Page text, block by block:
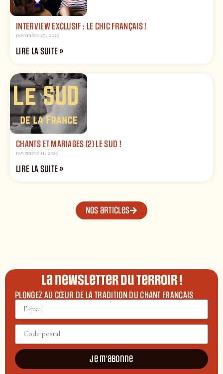
INTERVIEW EXCLUSIF : LE CHIC FRANÇAIS !
novembre 27, 2025
LIRE LA SUITE »
CHANTS ET MARIAGES (2) LE SUD !
novembre 11, 2025
LIRE LA SUITE »
Nos articles
La newsletter du terroir !
PLONGEZ AU CŒUR DE LA TRADITION DU CHANT FRANÇAIS
Je m'abonne